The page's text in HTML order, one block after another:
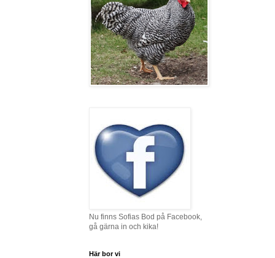
Nu finns Sofias Bod på Facebook,
gå gärna in och kika!
Här bor vi